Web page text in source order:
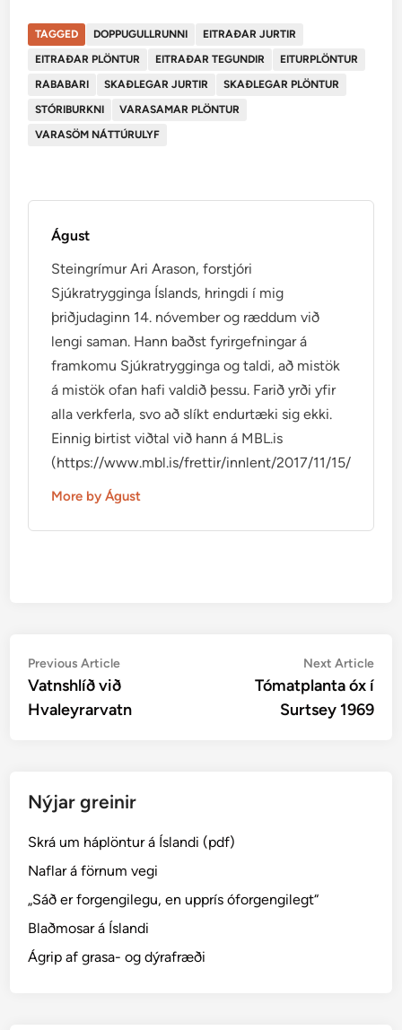
TAGGED DOPPUGULLRUNNI
EITRAÐAR JURTIR
EITRAÐAR PLÖNTUR
EITRAÐAR TEGUNDIR
EITURPLÖNTUR
RABABARI
SKAÐLEGAR JURTIR
SKAÐLEGAR PLÖNTUR
STÓRIBURKNI
VARASAMAR PLÖNTUR
VARASÖM NÁTTÚRULYF
Águst
Steingrímur Ari Arason, forstjóri
Sjúkratrygginga Íslands, hringdi í mig
þriðjudaginn 14. nóvember og ræddum við
lengi saman. Hann baðst fyrirgefningar á
framkomu Sjúkratrygginga og taldi, að mistök
á mistök ofan hafi valdið þessu. Farið yrði yfir
alla verkferla, svo að slíkt endurtæki sig ekki.
Einnig birtist viðtal við hann á MBL.is
(https://www.mbl.is/frettir/innlent/2017/11/15/
More by Águst
Post
navigation
Previous ArticlePrevious
article:
Vatnshlíð við
Hvaleyrarvatn
Next Article
Tómatplanta óx í
Surtsey 1969
Nýjar greinir
Skrá um háplöntur á Íslandi (pdf)
Naflar á förnum vegi
„Sáð er forgengilegu, en upprís óforgengilegt“
Blaðmosar á Íslandi
Ágrip af grasa- og dýrafræði